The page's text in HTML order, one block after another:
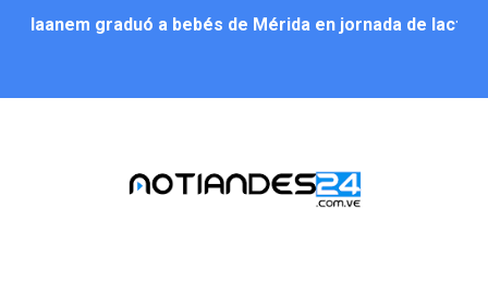
Iaanem graduó a bebés de Mérida en jornada de
Alcalde Nelson Álvarez llevó jornada recreativa a la